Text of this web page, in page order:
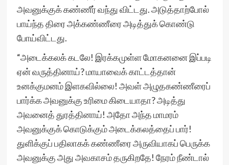
அவனுக்குக் கண்ணீர் வந்து விட்டது. அடுத்தாற்போல்
பாய்ந்த திரை அக்கண்ணீரை அடித்துக் கொண்டு
போய்விட்டது.
“அடைக்கலக் கடலே! இரக்கமுள்ள மோகனனை இப்படி
ஏன் வருத்தினாய்? மாயாவைக் காட்டத்தான்
உனக்குமனம் இளகவில்லை! அவள் அழுதகண்ணீரைப்
பார்க்க அவனுக்கு உரிமை கிடையாதா? அடித்து
அவனைத் துரத்தினாய்! அதோ அந்த மாமரம்
அவனுக்குக் கொடுக்கும் அடைக்கலத்தைப் பார்!
துளிக்குப் பதிலாகக் கண்ணீரை அருவியாகப் பெருக்க
அவனுக்கு அது அவகாசம் தருகிறதே! நேரம் நீண்டால்